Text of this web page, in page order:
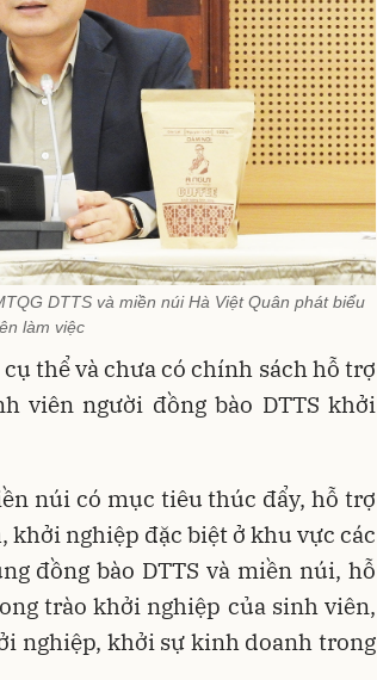
DTTS và miền núi Hà Việt Quân phát biểu
làm việc
thể và chưa có chính sách hỗ trợ
viên người đồng bào DTTS khởi
núi có mục tiêu thúc đẩy, hỗ trợ
nghiệp đặc biệt ở khu vực các
đồng bào DTTS và miền núi, hỗ
trào khởi nghiệp của sinh viên,
nghiệp, khởi sự kinh doanh trong